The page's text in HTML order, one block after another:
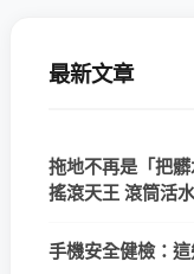
最新文章
拖地不再是「把
搖滾天王 滾筒活
手機安全健檢：